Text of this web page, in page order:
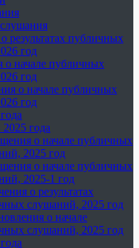
результатах публичных
год
начале публичных
год
о начале публичных
год
года
о начале публичных
2025 год
о начале публичных
2025-1 год
о результатах
слушаний, 2025 год
о начале
слушаний, 2025 год